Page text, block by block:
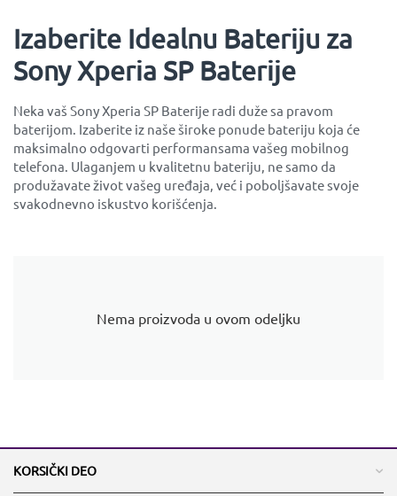
Izaberite Idealnu Bateriju za
Sony Xperia SP Baterije
Neka vaš Sony Xperia SP Baterije radi duže sa pravom
baterijom. Izaberite iz naše široke ponude bateriju koja će
maksimalno odgovarti performansama vašeg mobilnog
telefona. Ulaganjem u kvalitetnu bateriju, ne samo da
produžavate život vašeg uređaja, već i poboljšavate svoje
svakodnevno iskustvo korišćenja.
Nema proizvoda u ovom odeljku
KORSIČKI DEO